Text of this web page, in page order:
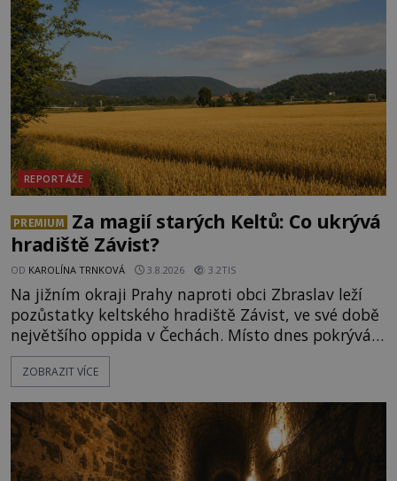
REPORTÁŽE
PREMIUM
Za magií starých Keltů: Co ukrývá
hradiště Závist?
OD KAROLÍNA TRNKOVÁ 3.8.2026 3.2TIS
Na jižním okraji Prahy naproti obci Zbraslav leží
pozůstatky keltského hradiště Závist, ve své době
největšího oppida v Čechách. Místo dnes pokrývá
les, zbytky po kdysi monumentálním hradišti jsou
ale v terénu patrné stále. Co dalšího tu po Keltech
vrch Hr
ZOBRAZIT VÍCE